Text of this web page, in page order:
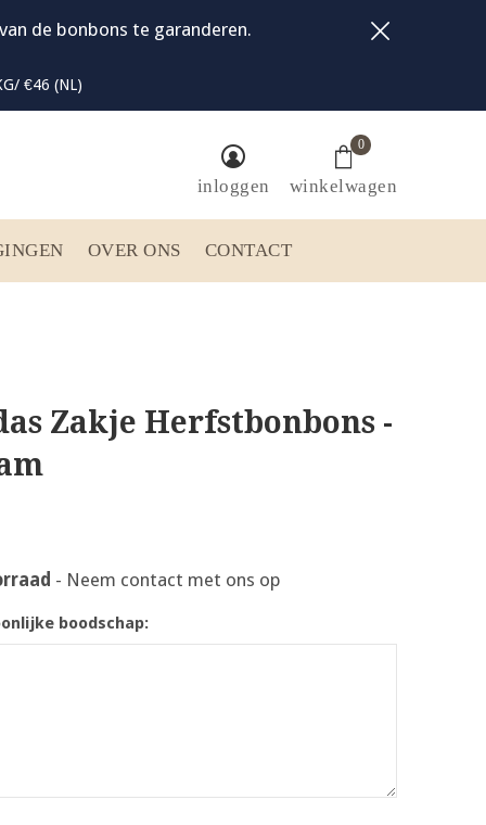
OVER ONS CONTACT
inloggen winkelwagen
0
€46 (NL)
de bonbons te garanderen.
Zakje Herfstbonbons -
- Neem contact met ons op
boodschap: